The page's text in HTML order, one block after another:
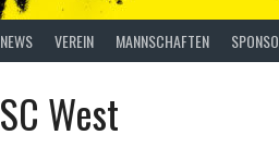
NEWS VEREIN MANNSCHAFTEN
SC West